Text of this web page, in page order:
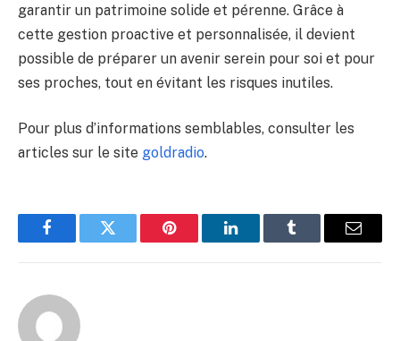
garantir un patrimoine solide et pérenne. Grâce à
cette gestion proactive et personnalisée, il devient
possible de préparer un avenir serein pour soi et pour
ses proches, tout en évitant les risques inutiles.
Pour plus d’informations semblables, consulter les
articles sur le site goldradio.
FacebookTwitter Pinterest LinkedInTumblr Email